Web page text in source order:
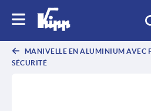
MANIVELLE EN ALUMINIUM AVEC
SÉCURITÉ